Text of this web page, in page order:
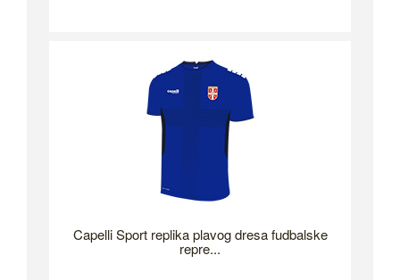
Capelli Sport replika plavog dresa fudbalske
repre...